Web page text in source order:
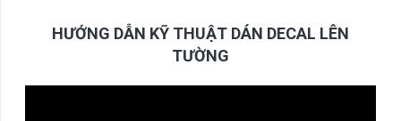
HƯỚNG DẪN KỸ THUẬT DÁN DECAL LÊN
TƯỜNG